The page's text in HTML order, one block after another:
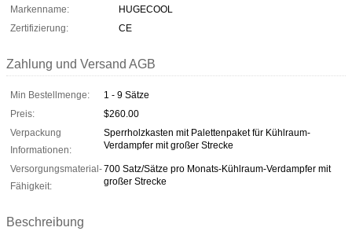
Markenname:
HUGECOOL
Zertifizierung:
CE
Zahlung und Versand AGB
Min Bestellmenge:
1 - 9 Sätze
Preis:
$260.00
Verpackung
Informationen:
Sperrholzkasten mit Palettenpaket für Kühlraum-
Verdampfer mit großer Strecke
Versorgungsmaterial-
Fähigkeit:
700 Satz/Sätze pro Monats-Kühlraum-Verdampfer mit
großer Strecke
Beschreibung